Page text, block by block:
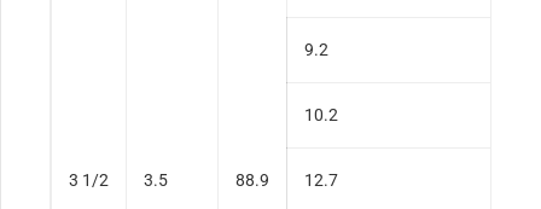
3 1/2 3.5 88.9
9.2
10.2
12.7